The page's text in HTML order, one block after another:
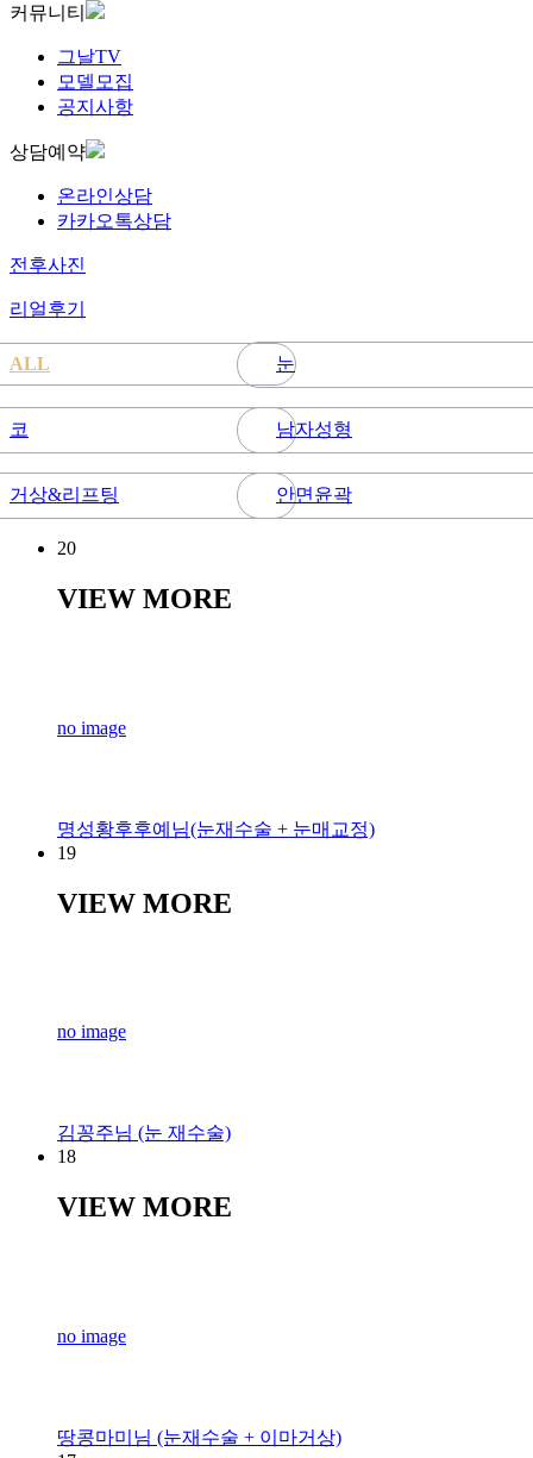
커뮤니티
그날TV
모델모집
공지사항
상담예약
온라인상담
카카오톡상담
전후사진
리얼후기
ALL 눈
코 남자성형
거상&리프팅 안면윤곽
20
VIEW MORE
no image
명성황후후예님(눈재수술 + 눈매교정)
19
VIEW MORE
no image
김꽁주님 (눈 재수술)
18
VIEW MORE
no image
땅콩마미님 (눈재수술 + 이마거상)